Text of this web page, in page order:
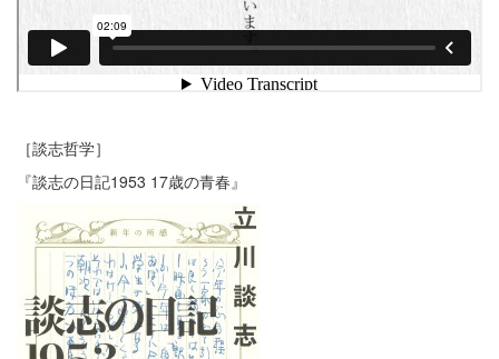
［談志哲学］
『談志の日記1953 17歳の青春』